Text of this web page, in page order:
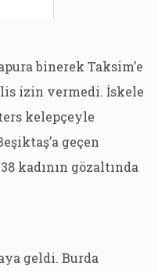
binerek Taksim’e
izin vermedi. İskele
kelepçeyle
geçen
kadının gözaltında
geldi. Burda